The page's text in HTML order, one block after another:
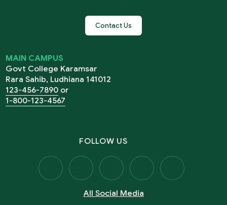
Contact Us
MAIN CAMPUS
Govt College Karamsar
Rara Sahib, Ludhiana 141012
123-456-7890or
1-800-123-4567
FOLLOW US
All Social Media